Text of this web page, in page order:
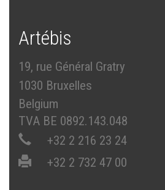
Artébis
19, rue Général Gratry
1030 Bruxelles
Belgium
TVA BE 0892.143.048
+32 2 216 23 24
+32 2 732 47 00